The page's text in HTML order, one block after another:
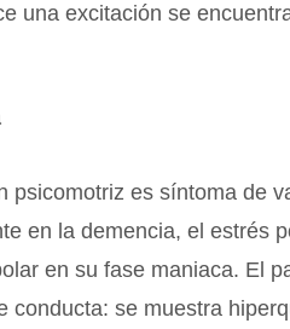
una excitación se
psicomotriz es síntoma de
en la demencia, el estrés
en su fase maniaca. El
conducta: se muestra